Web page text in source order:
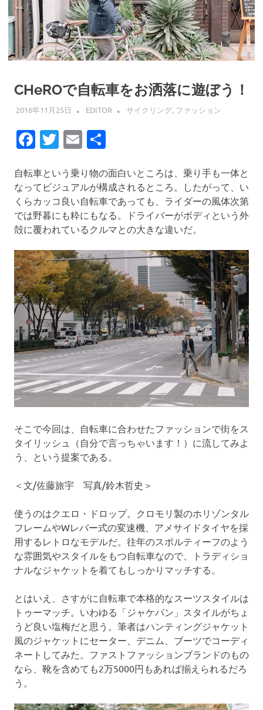
CHeROで自転車をお洒落に遊ぼう！
2016年11月25日 EDITOR サイクリング, ファッション
Facebook
Twitter
Email
自転車という乗り物の面白いところは、乗り手も一体と
なってビジュアルが構成されるところ。したがって、い
くらカッコ良い自転車であっても、ライダーの風体次第
では野暮にも粋にもなる。ドライバーがボディという外
殻に覆われているクルマとの大きな違いだ。
そこで今回は、自転車に合わせたファッションで街をス
タイリッシュ（自分で言っちゃいます！）に流してみよ
う、という提案である。
＜文/佐藤旅宇 写真/鈴木哲史＞
使うのはクエロ・ドロップ。クロモリ製のホリゾンタル
フレームやWレバー式の変速機、アメサイドタイヤを採
用するレトロなモデルだ。往年のスポルティーフのよう
な雰囲気やスタイルをもつ自転車なので、トラディショ
ナルなジャケットを着てもしっかりマッチする。
とはいえ、さすがに自転車で本格的なスーツスタイルは
トゥーマッチ。いわゆる「ジャケパン」スタイルがちょ
うど良い塩梅だと思う。筆者はハンティングジャケット
風のジャケットにセーター、デニム、ブーツでコーディ
ネートしてみた。ファストファッションブランドのもの
なら、靴を含めても2万5000円もあれば揃えられるだろ
う。